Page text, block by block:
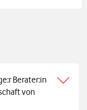
Berater:in
von